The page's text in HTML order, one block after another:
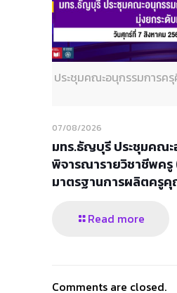
ประชุมคณะอนุกรรมการค
07/08/2026
มทร.ธัญบุรี ประชุมคณ
พิจารณารายวิชาชีพครู
มาตรฐานการผลิตครู
Read more
Comments are closed.